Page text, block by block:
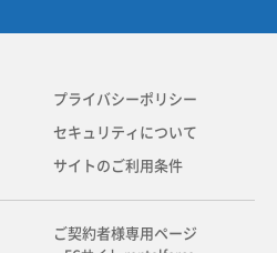
プライバシーポリシー
セキュリティについて
サイトのご利用条件
ご契約者様専用ページ